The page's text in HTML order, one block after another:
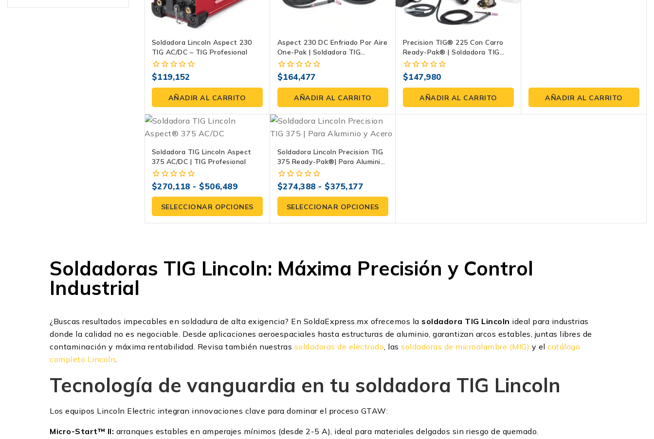
Soldadora Lincoln Aspect 230
TIG AC/DC – TIG Profesional
0
fuera
5
$119,152
AÑADIR AL CARRITO
Aspect 230 DC Enfriado Por Aire
One-Pak | Soldadora TIG
Profesional Lincoln
0
fuera
5
$164,477
AÑADIR AL CARRITO
Precision TIG® 225 Con Carro
Ready-Pak® | Soldadora TIG
AC/DC 230 A Lincoln Electric
0
fuera
5
$147,980
AÑADIR AL CARRITO AÑADIR AL CARRITO
Soldadora TIG Lincoln Aspect
375 AC/DC | TIG Profesional
0
fuera
5
$270,118 - $506,489
SELECCIONAR OPCIONES
Soldadora Lincoln Precision TIG
375 Ready-Pak®| Para Aluminio
Y Acero
0
fuera
5
$274,388 - $375,177
SELECCIONAR OPCIONES
Soldadoras TIG Lincoln: Máxima Precisión y Control
Industrial
¿Buscas resultados impecables en soldadura de alta exigencia? En SoldaExpress.mx ofrecemos la soldadora TIG Lincoln ideal para industrias
donde la calidad no es negociable. Desde aplicaciones aeroespaciales hasta estructuras de aluminio, garantizan arcos estables, juntas libres de
contaminación y máxima rentabilidad. Revisa también nuestras soldadoras de electrodo , las soldadoras de microalambre (MIG) y el catálogo
completo Lincoln
Tecnología de vanguardia en tu soldadora TIG Lincoln
Los equipos Lincoln Electric integran innovaciones clave para dominar el proceso GTAW:
Micro-Start™ II: arranques estables en amperajes mínimos (desde 2-5 A), ideal para materiales delgados sin riesgo de quemado.